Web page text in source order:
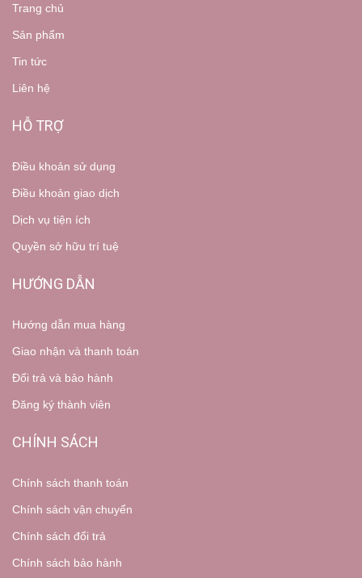
Trang chủ
Sản phẩm
Tin tức
Liên hệ
HỖ TRỢ
Điều khoản sử dụng
Điều khoản giao dịch
Dịch vụ tiện ích
Quyền sở hữu trí tuệ
HƯỚNG DẪN
Hướng dẫn mua hàng
Giao nhận và thanh toán
Đổi trả và bảo hành
Đăng ký thành viên
CHÍNH SÁCH
Chính sách thanh toán
Chính sách vận chuyển
Chính sách đổi trả
Chính sách bảo hành